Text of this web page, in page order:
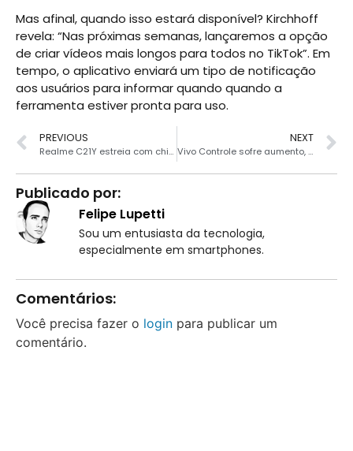
Mas afinal, quando isso estará disponível? Kirchhoff
revela: “Nas próximas semanas, lançaremos a opção
de criar vídeos mais longos para todos no TikTok”. Em
tempo, o aplicativo enviará um tipo de notificação
aos usuários para informar quando quando a
ferramenta estiver pronta para uso.
PREVIOUS
Realme C21Y estreia com chipset Unisoc e câmera tripla
NEXT
Vivo Controle sofre aumento, Saiba quanto você pagará
Publicado por:
Felipe Lupetti
Sou um entusiasta da tecnologia,
especialmente em smartphones.
Comentários:
Você precisa fazer o login para publicar um
comentário.